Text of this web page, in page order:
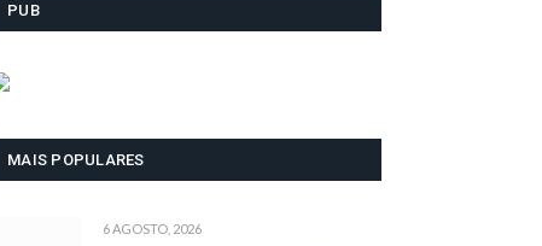
PUB
MAIS POPULARES
6 AGOSTO, 2026